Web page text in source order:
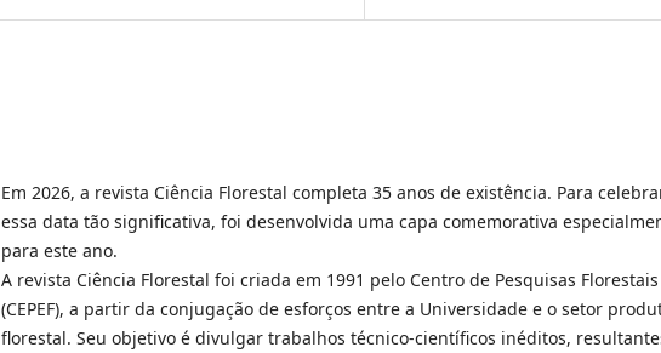
Em 2026, a revista Ciência Florestal completa 35 anos de existência. Para
essa data tão significativa, foi desenvolvida uma capa comemorativa
para este ano.
A revista Ciência Florestal foi criada em 1991 pelo Centro de Pesquisas Florestais
(CEPEF), a partir da conjugação de esforços entre a Universidade e o setor
florestal. Seu objetivo é divulgar trabalhos técnico-científicos inéditos,